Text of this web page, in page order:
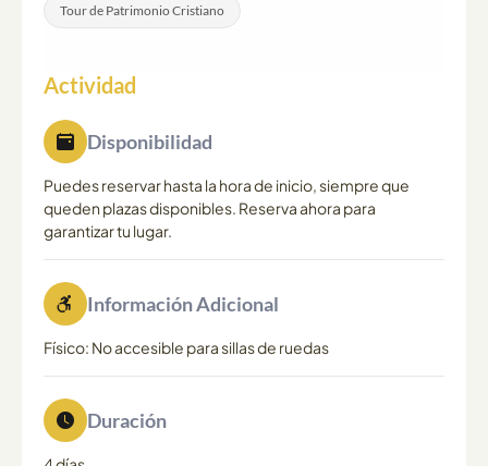
Tour de Patrimonio Cristiano
Actividad
Disponibilidad
Puedes reservar hasta la hora de inicio, siempre que
queden plazas disponibles. Reserva ahora para
garantizar tu lugar.
Información Adicional
Físico: No accesible para sillas de ruedas
Duración